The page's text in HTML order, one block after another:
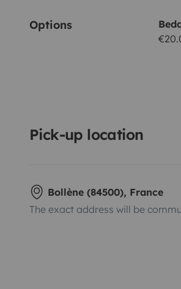
Options
Pick-up location
Bollène (84500), France
The exact address will be